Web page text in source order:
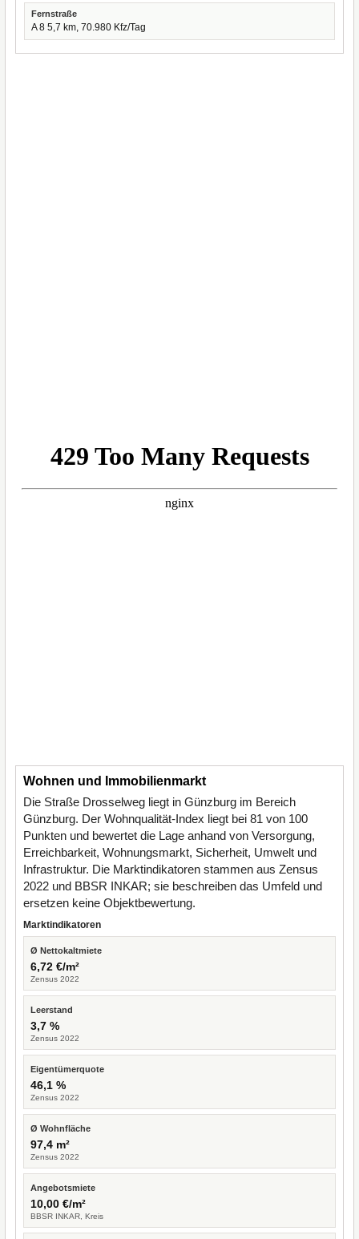
Fernstraße
A 8 5,7 km, 70.980 Kfz/Tag
Wohnen und Immobilienmarkt
Die Straße Drosselweg liegt in Günzburg im Bereich
Günzburg. Der Wohnqualität-Index liegt bei 81 von 100
Punkten und bewertet die Lage anhand von Versorgung,
Erreichbarkeit, Wohnungsmarkt, Sicherheit, Umwelt und
Infrastruktur. Die Marktindikatoren stammen aus Zensus
2022 und BBSR INKAR; sie beschreiben das Umfeld und
ersetzen keine Objektbewertung.
Marktindikatoren
Ø Nettokaltmiete
6,72 €/m²
Zensus 2022
Leerstand
3,7 %
Zensus 2022
Eigentümerquote
46,1 %
Zensus 2022
Ø Wohnfläche
97,4 m²
Zensus 2022
Angebotsmiete
10,00 €/m²
BBSR INKAR, Kreis